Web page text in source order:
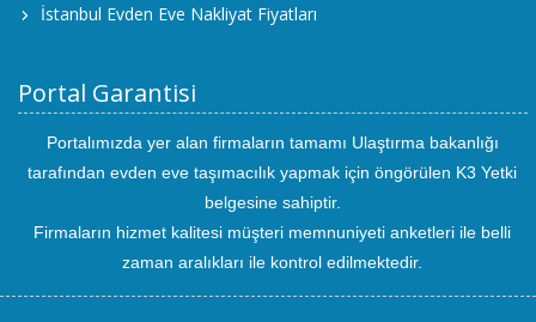
İstanbul Evden Eve Nakliyat Fiyatları
Portal Garantisi
Portalımızda yer alan firmaların tamamı Ulaştırma bakanlığı
tarafından evden eve taşımacılık yapmak için öngörülen K3 Yetki
belgesine sahiptir.
Firmaların hizmet kalitesi müşteri memnuniyeti anketleri ile belli
zaman aralıkları ile kontrol edilmektedir.